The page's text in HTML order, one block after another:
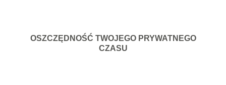
OSZCZĘDNOŚĆ TWOJEGO PRYWATNEGO
CZASU